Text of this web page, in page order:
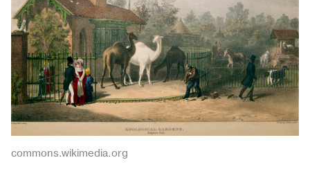
commons.wikimedia.org